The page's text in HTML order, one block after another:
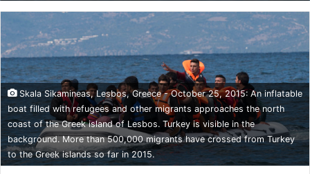
Skala Sikamineas, Lesbos, Greece - October 25, 2015: An inflatable
boat filled with refugees and other migrants approaches the north
coast of the Greek island of Lesbos. Turkey is visible in the
background. More than 500,000 migrants have crossed from Turkey
to the Greek islands so far in 2015.